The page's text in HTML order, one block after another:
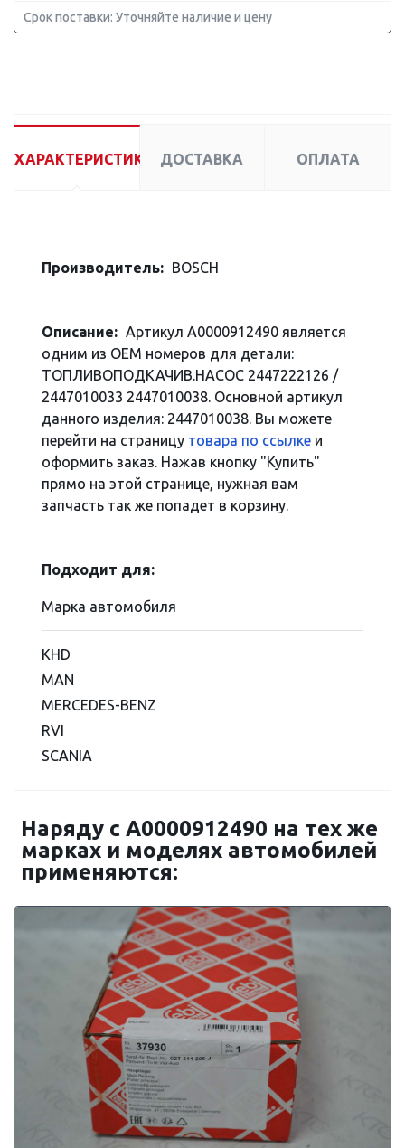
Срок поставки: Уточняйте наличие и цену
ХАРАКТЕРИСТИКИ ДОСТАВКА ОПЛАТА
Производитель: BOSCH
Описание: Артикул A0000912490 является
одним из OEM номеров для детали:
ТОПЛИВОПОДКАЧИВ.НАСОС 2447222126 /
2447010033 2447010038. Основной артикул
данного изделия: 2447010038. Вы можете
перейти на страницу товара по ссылке и
оформить заказ. Нажав кнопку "Купить"
прямо на этой странице, нужная вам
запчасть так же попадет в корзину.
Подходит для:
Марка автомобиля
KHD
MAN
MERCEDES-BENZ
RVI
SCANIA
Наряду с A0000912490 на тех же
марках и моделях автомобилей
применяются: